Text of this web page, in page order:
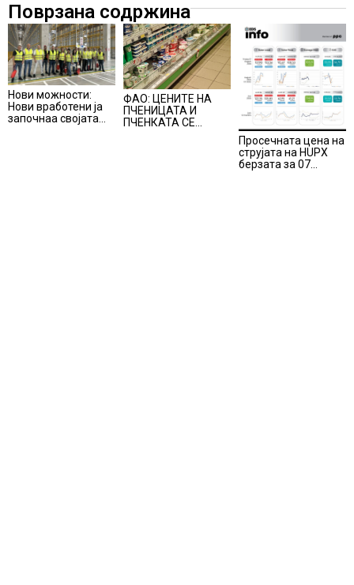
Поврзана содржина
Нови можности:
Нови вработени ја
започнаа својата
ФАО: ЦЕНИТЕ НА
ПЧЕНИЦАТА И
ПЧЕНКАТА СЕ
Просечната цена на
струјата на HUPX
берзата за 07